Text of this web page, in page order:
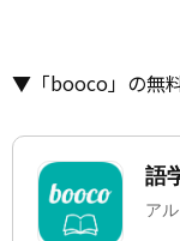
▼「booco」の無